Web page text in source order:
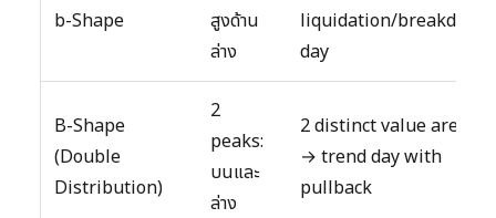
b-Shape
สูงด้าน
ล่าง
liquidation/breakdown
day
B-Shape
(Double
Distribution)
2
peaks:
บนและ
ล่าง
2 distinct value areas
→ trend day with
pullback